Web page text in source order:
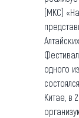
(МКС)
одного
Китае, в